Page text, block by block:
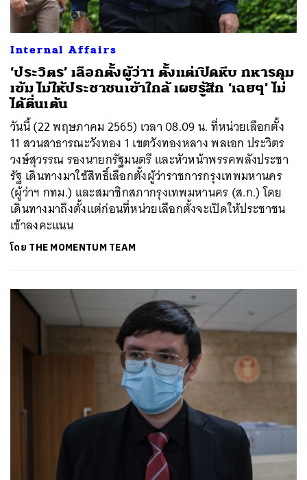
Internal Affairs
‘ประวิตร’ เลือกตั้งผู้ว่าฯ ตั้งแต่เปิดหีบ ทหารคุม
เข้ม ไม่ให้ประชาชนเข้าใกล้ เผยรู้สึก ‘เฉยๆ’ ไม่
ได้ตื่นเต้น
วันนี้ (22 พฤษภาคม 2565) เวลา 08.09 น. ที่หน่วยเลือกตั้ง
11 สวนสาธารณะวังทอง 1 เขตวังทองหลาง พลเอก ประวิตร
วงษ์สุวรรณ รองนายกรัฐมนตรี และหัวหน้าพรรคพลังประชา
รัฐ เดินทางมาใช้สิทธิ์เลือกตั้งผู้ว่าราชการกรุงเทพมหานคร
(ผู้ว่าฯ กทม.) และสมาชิกสภากรุงเทพมหานคร (ส.ก.) โดย
เดินทางมาถึงตั้งแต่ก่อนที่หน่วยเลือกตั้งจะเปิดให้ประชาชน
เข้าลงคะแนน
โดย THE MOMENTUM TEAM